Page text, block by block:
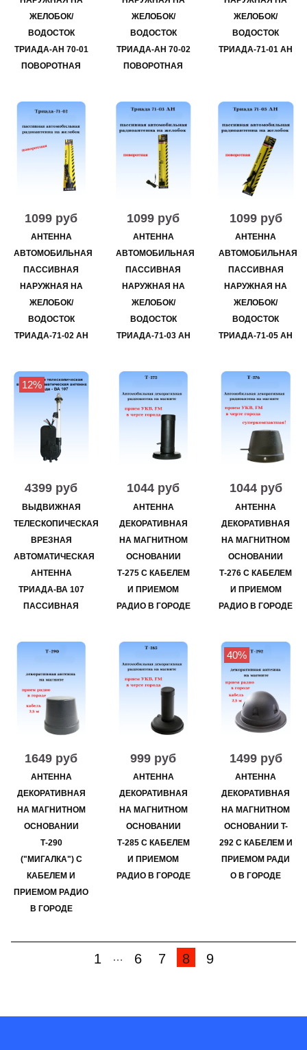
ЖЕЛОБОК/
ВОДОСТОК
ТРИАДА-АН 70-01
ПОВОРОТНАЯ
ЖЕЛОБОК/
ВОДОСТОК
ТРИАДА-АН 70-02
ПОВОРОТНАЯ
ЖЕЛОБОК/
ВОДОСТОК
ТРИАДА-71-01 АН
1099 руб
АНТЕННА
АВТОМОБИЛЬНАЯ
ПАССИВНАЯ
НАРУЖНАЯ НА
ЖЕЛОБОК/
ВОДОСТОК
ТРИАДА-71-02 АН
1099 руб
АНТЕННА
АВТОМОБИЛЬНАЯ
ПАССИВНАЯ
НАРУЖНАЯ НА
ЖЕЛОБОК/
ВОДОСТОК
ТРИАДА-71-03 АН
1099 руб
АНТЕННА
АВТОМОБИЛЬНАЯ
ПАССИВНАЯ
НАРУЖНАЯ НА
ЖЕЛОБОК/
ВОДОСТОК
ТРИАДА-71-05 АН
12%
4399 руб
ВЫДВИЖНАЯ
ТЕЛЕСКОПИЧЕСКАЯ
ВРЕЗНАЯ
АВТОМАТИЧЕСКАЯ
АНТЕННА
ТРИАДА-ВА 107
ПАССИВНАЯ
1044 руб
АНТЕННА
ДЕКОРАТИВНАЯ
НА МАГНИТНОМ
ОСНОВАНИИ
Т-275 С КАБЕЛЕМ
И ПРИЕМОМ
РАДИО В ГОРОДЕ
1044 руб
АНТЕННА
ДЕКОРАТИВНАЯ
НА МАГНИТНОМ
ОСНОВАНИИ
Т-276 С КАБЕЛЕМ
И ПРИЕМОМ
РАДИО В ГОРОДЕ
1649 руб
АНТЕННА
ДЕКОРАТИВНАЯ
НА МАГНИТНОМ
ОСНОВАНИИ
Т-290
("МИГАЛКА") С
КАБЕЛЕМ И
ПРИЕМОМ РАДИО
В ГОРОДЕ
999 руб
АНТЕННА
ДЕКОРАТИВНАЯ
НА МАГНИТНОМ
ОСНОВАНИИ
Т-285 С КАБЕЛЕМ
И ПРИЕМОМ
РАДИО В ГОРОДЕ
40%
1499 руб
АНТЕННА
ДЕКОРАТИВНАЯ
НА МАГНИТНОМ
ОСНОВАНИИ T-
292 С КАБЕЛЕМ И
ПРИЕМОМ РАДИ
О В ГОРОДЕ
1 … 6 7 8 9